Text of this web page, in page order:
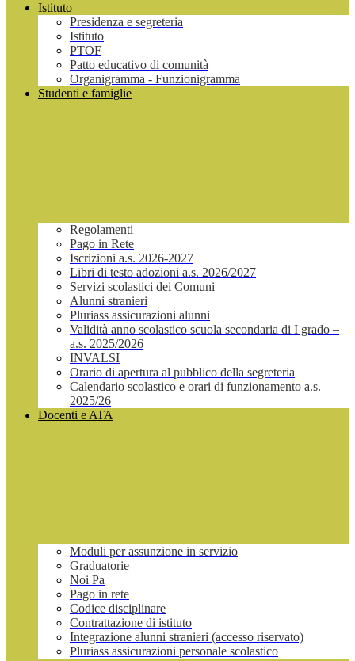
Istituto
Presidenza e segreteria
Istituto
PTOF
Patto educativo di comunità
Organigramma - Funzionigramma
Studenti e famiglie
Regolamenti
Pago in Rete
Iscrizioni a.s. 2026-2027
Libri di testo adozioni a.s. 2026/2027
Servizi scolastici dei Comuni
Alunni stranieri
Pluriass assicurazioni alunni
Validità anno scolastico scuola secondaria di I grado –
a.s. 2025/2026
INVALSI
Orario di apertura al pubblico della segreteria
Calendario scolastico e orari di funzionamento a.s.
2025/26
Docenti e ATA
Moduli per assunzione in servizio
Graduatorie
Noi Pa
Pago in rete
Codice disciplinare
Contrattazione di istituto
Integrazione alunni stranieri (accesso riservato)
Pluriass assicurazioni personale scolastico